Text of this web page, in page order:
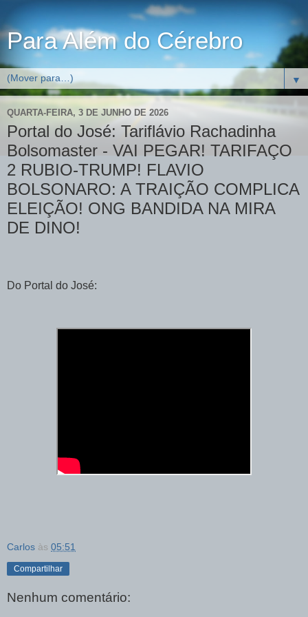
Para Além do Cérebro
▼
QUARTA-FEIRA, 3 DE JUNHO DE 2026
Portal do José: Tariflávio Rachadinha
Bolsomaster - VAI PEGAR! TARIFAÇO
2 RUBIO-TRUMP! FLAVIO
BOLSONARO: A TRAIÇÃO COMPLICA
ELEIÇÃO! ONG BANDIDA NA MIRA
DE DINO!
Do Portal do José:
Carlos às 05:51
Compartilhar
Nenhum comentário: